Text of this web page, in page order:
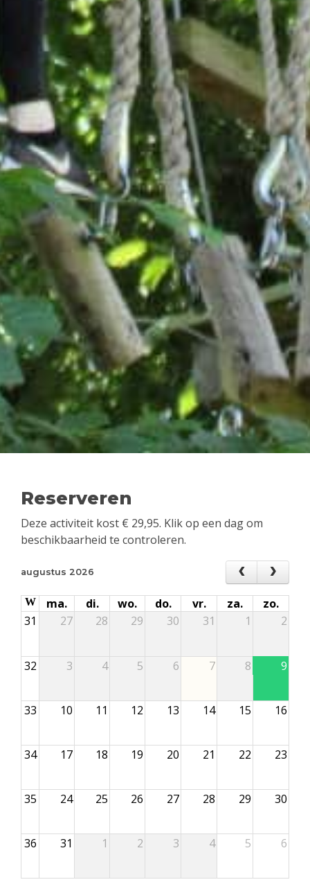
Reserveren
Deze activiteit kost € 29,95. Klik op een dag om
beschikbaarheid te controleren.
augustus 2026
W ma. di. wo. do. vr. za.
zo.
31
27 28 29 30 31 1 2
32 3 4 5 6 7 8 9
33 10 11 12 13 14 15 16
34 17 18 19 20 21 22 23
35 24 25 26 27 28 29 30
36 31 1 2 3 4 5 6